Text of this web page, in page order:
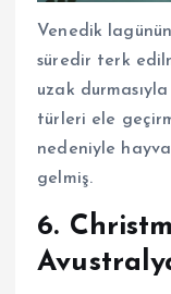
Venedik
süredir terk
uzak
türleri ele
nedeniyle
gelmiş.
6.